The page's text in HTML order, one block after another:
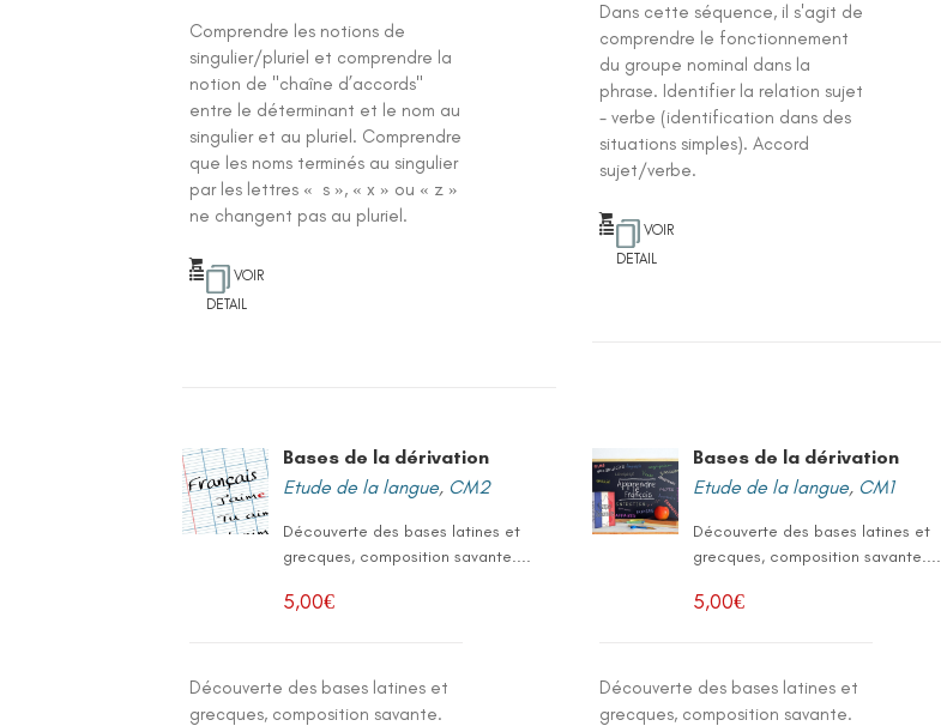
Comprendre les notions de
singulier/pluriel et comprendre la
notion de "chaîne d’accords"
entre le déterminant et le nom au
singulier et au pluriel. Comprendre
que les noms terminés au singulier
par les lettres « s », « x » ou « z »
ne changent pas au pluriel.
VOIR
DETAIL
Dans cette séquence, il s'agit de
comprendre le fonctionnement
du groupe nominal dans la
phrase. Identifier la relation sujet
- verbe (identification dans des
situations simples). Accord
sujet/verbe.
VOIR
DETAIL
Bases de la dérivation
Etude de la langue, CM2
Découverte des bases latines et
grecques, composition savante....
5,00€
Découverte des bases latines et
grecques, composition savante.
Bases de la dérivation
Etude de la langue, CM1
Découverte des bases latines et
grecques, composition savante....
5,00€
Découverte des bases latines et
grecques, composition savante.